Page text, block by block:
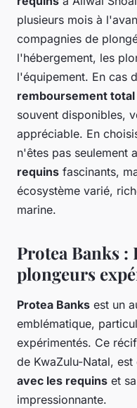
plusieurs mois à
compagnies de
l'hébergement, les
l'équipement. En cas
remboursement total
souvent disponibles,
appréciable. En
n'êtes pas seulement
requins fascinants,
écosystème varié,
marine.
Protea Banks
plongeurs
Protea Banks est un
emblématique,
expérimentés. Ce
de KwaZulu-Natal,
avec les requins et
impressionnante.